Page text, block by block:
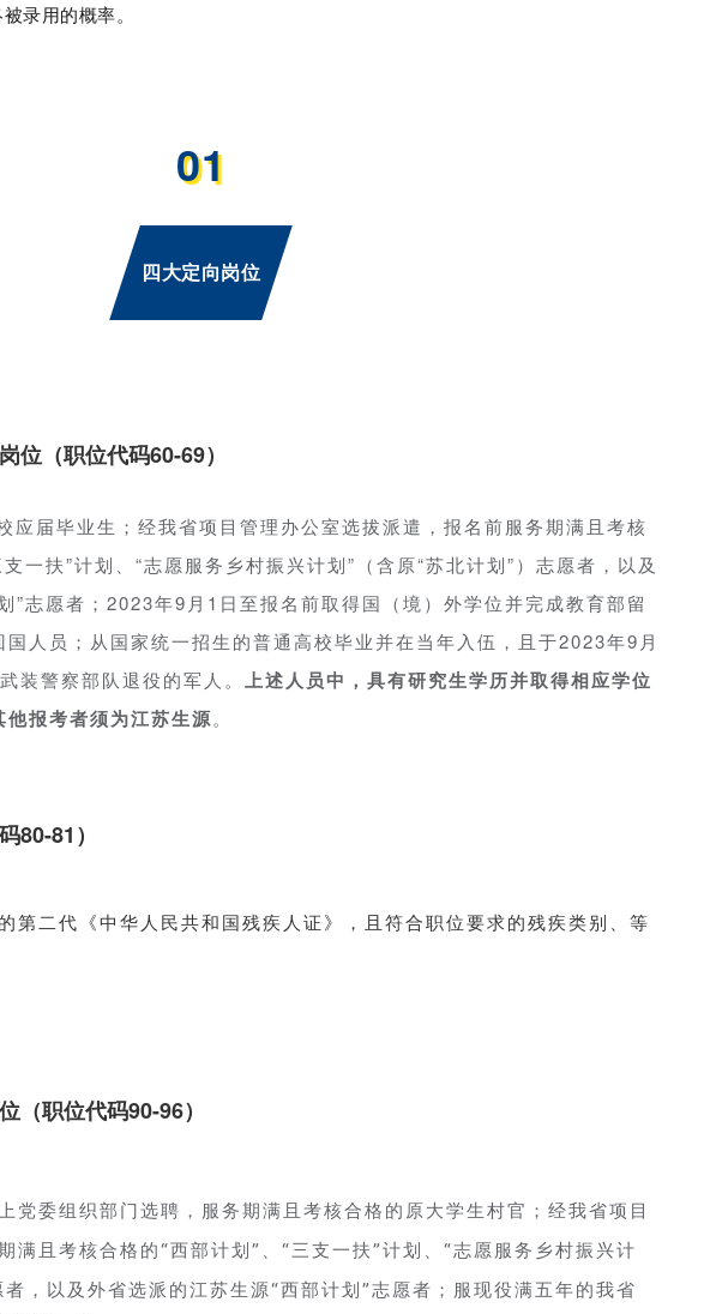
录用的概率。
01
四大定向岗位
位（职位代码60-69）
应届毕业生；经我省项目管理办公室选拔派遣，报名前服务期满且考核
一扶”计划、“志愿服务乡村振兴计划”（含原“苏北计划”）志愿者，以及
”志愿者；2023年9月1日至报名前取得国（境）外学位并完成教育部留
人员；从国家统一招生的普通高校毕业并在当年入伍，且于2023年9月
装警察部队退役的军人。 上述人员中，具有研究生学历并取得相应学位
报考者须为江苏生源。
80-81）
第二代《中华人民共和国残疾人证》，且符合职位要求的残疾类别、等
（职位代码90-96）
党委组织部门选聘，服务期满且考核合格的原大学生村官；经我省项目
满且考核合格的“西部计划”、“三支一扶”计划、“志愿服务乡村振兴计
，以及外省选派的江苏生源“西部计划”志愿者；服现役满五年的我省